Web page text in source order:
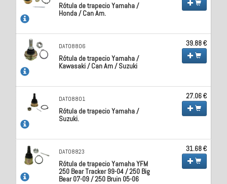
Rótula de trapecio Yamaha /
Honda / Can Am.
DAT08806
Rótula de trapecio Yamaha /
Kawasaki / Can Am / Suzuki
39.88 €
DAT08801
Rótula de trapecio Yamaha /
Suzuki.
27.06 €
DAT08823
Rótula de trapecio Yamaha YFM
250 Bear Tracker 99-04 / 250 Big
Bear 07-09 / 250 Bruin 05-06
31.68 €